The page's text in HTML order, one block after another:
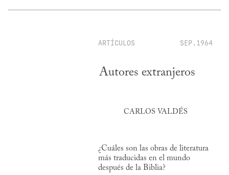
ARTÍCULOS SEP.1964
Autores extranjeros
CARLOS VALDÉS
¿Cuáles son las obras de literatura
más traducidas en el mundo
después de la Biblia?